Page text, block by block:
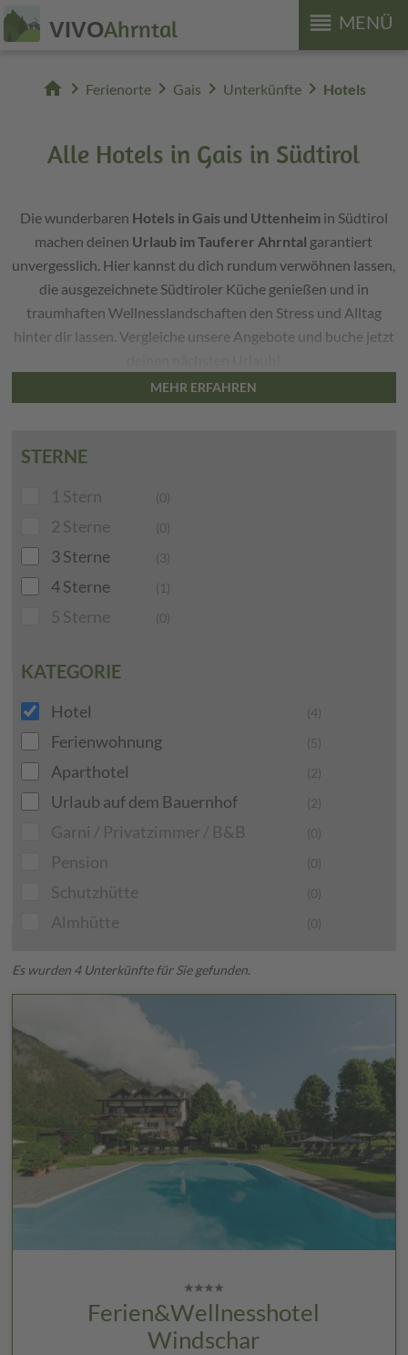
reorder MENÜ
VIVOAhrntal
home chevron_right Ferienorte chevron_right Gais chevron_right Unterkünfte chevron_right Hotels
Alle Hotels in Gais in Südtirol
Die wunderbaren Hotels in Gais und Uttenheimin Südtirol
machen deinen Urlaub im Tauferer Ahrntal garantiert
unvergesslich. Hier kannst du dich rundum verwöhnen lassen,
die ausgezeichnete Südtiroler Küche genießen und in
traumhaften Wellnesslandschaften den Stress und Alltag
hinter dir lassen. Vergleiche unsere Angebote und buche jetzt
MEHR ERFAHREN
STERNE
1 Stern (0)
2 Sterne (0)
3 Sterne (3)
4 Sterne (1)
5 Sterne (0)
KATEGORIE
Hotel (4)
Ferienwohnung (5)
Aparthotel (2)
Urlaub auf dem Bauernhof (2)
Garni / Privatzimmer / B&B (0)
Pension (0)
Schutzhütte (0)
Almhütte (0)
Es wurden 4 Unterkünfte für Sie gefunden.
Ferien&Wellnesshotel
Windschar